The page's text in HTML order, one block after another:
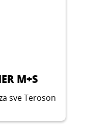
M+S
sve Teroson